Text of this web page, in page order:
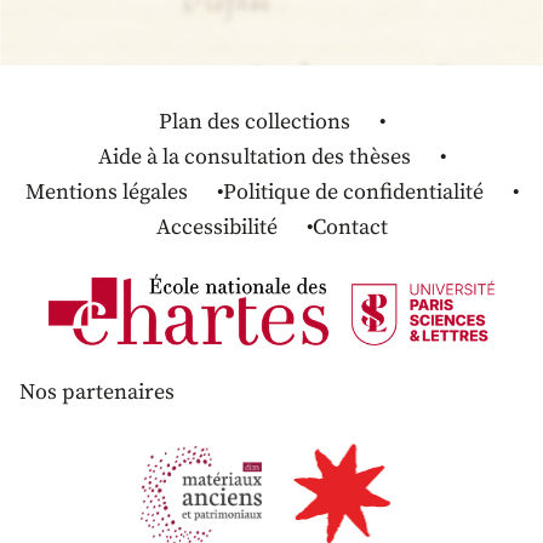
Plan des collections
Aide à la consultation des thèses
Mentions légales
Politique de confidentialité
Accessibilité
Contact
Nos partenaires